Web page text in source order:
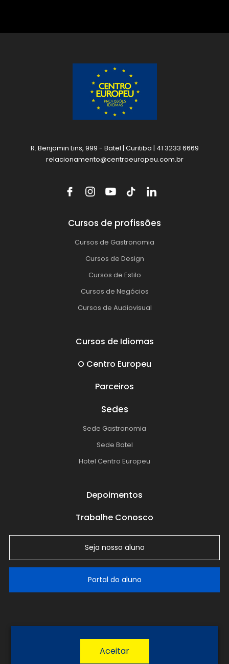
R. Benjamin Lins, 999 - Batel | Curitiba | 41 3233 6669
relacionamento@centroeuropeu.com.br
Cursos de profissões
Cursos de Gastronomia
Cursos de Design
Cursos de Estilo
Cursos de Negócios
Cursos de Audiovisual
Cursos de Idiomas
O Centro Europeu
Parceiros
Sedes
Sede Gastronomia
Sede Batel
Hotel Centro Europeu
Depoimentos
Trabalhe Conosco
Seja nosso aluno
Portal do aluno
Política de Privacidade